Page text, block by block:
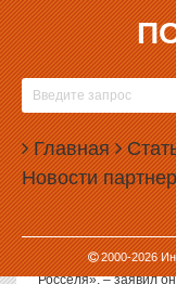
Главная
Новости
2000-2026
22.05.2003, 10:12
«ЕДИНАЯ
РОССЕЛЯ
Пресс-секретарь
партии «Единая
«действительно,
«Рост популярности
Но это никак не
Росселя», – заявил